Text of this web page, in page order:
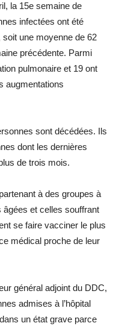
la 15e semaine de
infectées ont été
soit une moyenne de 62
précédente. Parmi
pulmonaire et 19 ont
augmentations
sont décédées. Ils
dont les dernières
de trois mois.
à des groupes à
âgées et celles souffrant
se faire vacciner le plus
médical proche de leur
général adjoint du DDC,
admises à l’hôpital
un état grave parce